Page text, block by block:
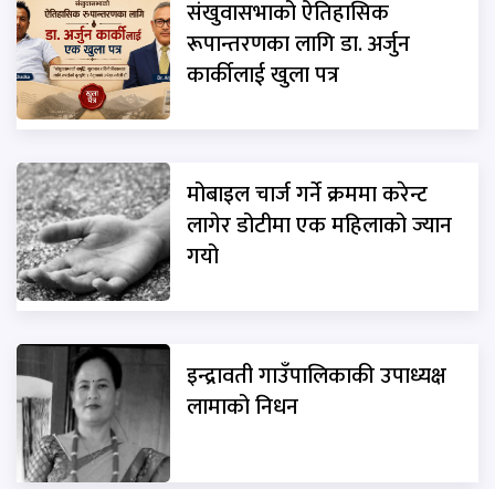
संखुवासभाको ऐतिहासिक
रूपान्तरणका लागि डा. अर्जुन
कार्कीलाई खुला पत्र
मोबाइल चार्ज गर्ने क्रममा करेन्ट
लागेर डोटीमा एक महिलाको ज्यान
गयो
इन्द्रावती गाउँपालिकाकी उपाध्यक्ष
लामाको निधन